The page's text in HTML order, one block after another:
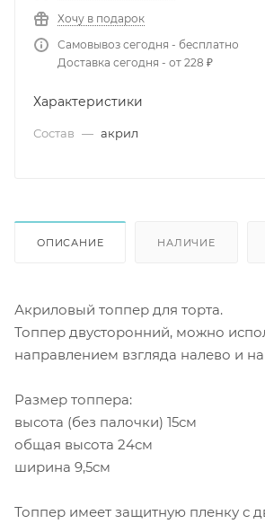
Хочу в подарок
Самовывоз сегодня - бесплатно
Доставка сегодня - от 228 ₽
Характеристики
Состав — акрил
ОПИСАНИЕ НАЛИЧИЕ
Акриловый топпер для торта.
Топпер двусторонний, можно
направлением взгляда налево и
Размер топпера:
высота (без палочки) 15см
общая высота 24см
ширина 9,5см
Топпер имеет защитную пленку с